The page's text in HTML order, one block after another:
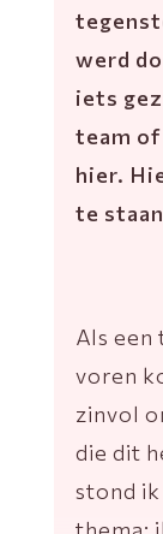
werd
iets
team
hier.
te
Als een
voren
zinvol
die dit
stond